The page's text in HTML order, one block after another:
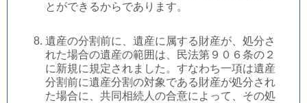
とができるからであります。
遺産の分割前に、遺産に属する財産が、処分さ
れた場合の遺産の範囲は、民法第９０６条の２
に新規に規定されました。すなわち一項は遺産
分割前に遺産分割の対象である財産が処分され
た場合に、共同相続人の合意によって、その処